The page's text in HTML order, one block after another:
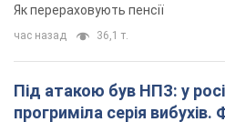
Як перераховують пенсії
час назад 36,1 т.
Під атакою був НПЗ: у
прогриміла серія вибухів.